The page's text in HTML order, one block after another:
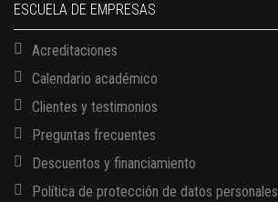
ESCUELA DE EMPRESAS
Acreditaciones
Calendario académico
Clientes y testimonios
Preguntas frecuentes
Descuentos y financiamiento
Política de protección de datos personales